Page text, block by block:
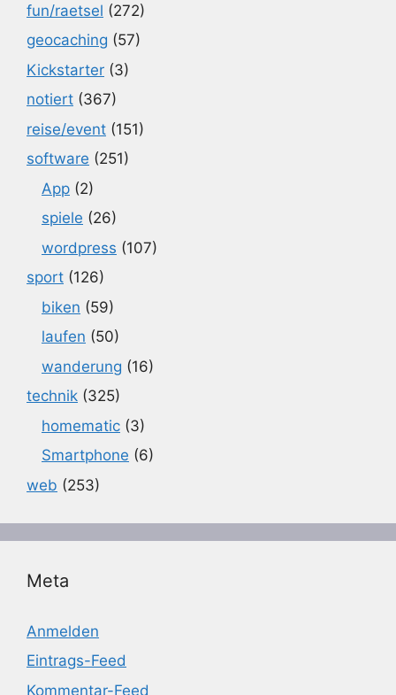
fun/raetsel (272)
geocaching (57)
Kickstarter (3)
notiert (367)
reise/event (151)
software (251)
App (2)
spiele (26)
wordpress (107)
sport (126)
biken (59)
laufen (50)
wanderung (16)
technik (325)
homematic (3)
Smartphone (6)
web (253)
Meta
Anmelden
Eintrags-Feed
Kommentar-Feed